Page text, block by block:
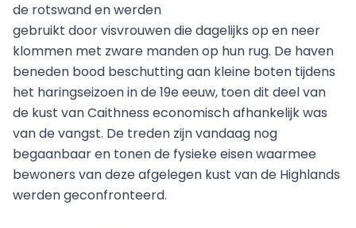
de rotswand en werden
gebruikt door visvrouwen die dagelijks op en neer
klommen met zware manden op hun rug. De haven
beneden bood beschutting aan kleine boten tijdens
het haringseizoen in de 19e eeuw, toen dit deel van
de kust van Caithness economisch afhankelijk was
van de vangst. De treden zijn vandaag nog
begaanbaar en tonen de fysieke eisen waarmee
bewoners van deze afgelegen kust van de Highlands
werden geconfronteerd.